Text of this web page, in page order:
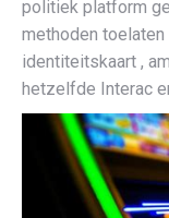
politiek platform
methoden
identiteitskaart ,
hetzelfde Interac